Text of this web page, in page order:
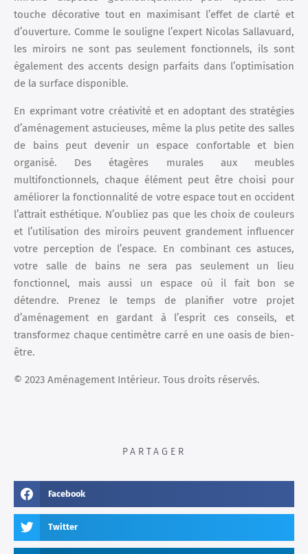
touche décorative tout en maximisant l’effet de clarté et
d’ouverture. Comme le souligne l’expert Nicolas Sallavuard,
les miroirs ne sont pas seulement fonctionnels, ils sont
également des accents design parfaits dans l’optimisation
de la surface disponible.
En exprimant votre créativité et en adoptant des stratégies
d’aménagement astucieuses, même la plus petite des salles
de bains peut devenir un espace confortable et bien
organisé. Des étagères murales aux meubles
multifonctionnels, chaque élément peut être choisi pour
améliorer la fonctionnalité de votre espace tout en occident
l’attrait esthétique. N’oubliez pas que les choix de couleurs
et l’utilisation des miroirs peuvent grandement influencer
votre perception de l’espace. En combinant ces astuces,
votre salle de bains ne sera pas seulement un lieu
fonctionnel, mais aussi un espace où il fait bon se
détendre. Prenez le temps de planifier votre projet
d’aménagement en gardant à l’esprit ces conseils, et
transformez chaque centimètre carré en une oasis de bien-
être.
© 2023 Aménagement Intérieur. Tous droits réservés.
PARTAGER
Facebook
Twitter